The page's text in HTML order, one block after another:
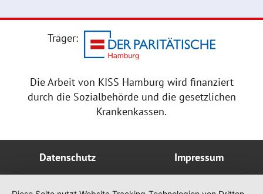
Träger:
Die Arbeit von KISS Hamburg wird finanziert
durch die Sozialbehörde und die gesetzlichen
Krankenkassen.
Datenschutz Impressum